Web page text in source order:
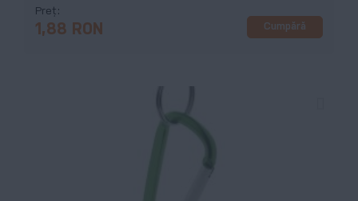
Preț
1,88 RON Cumpără